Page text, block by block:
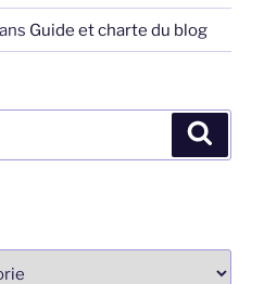
Guide et charte du blog